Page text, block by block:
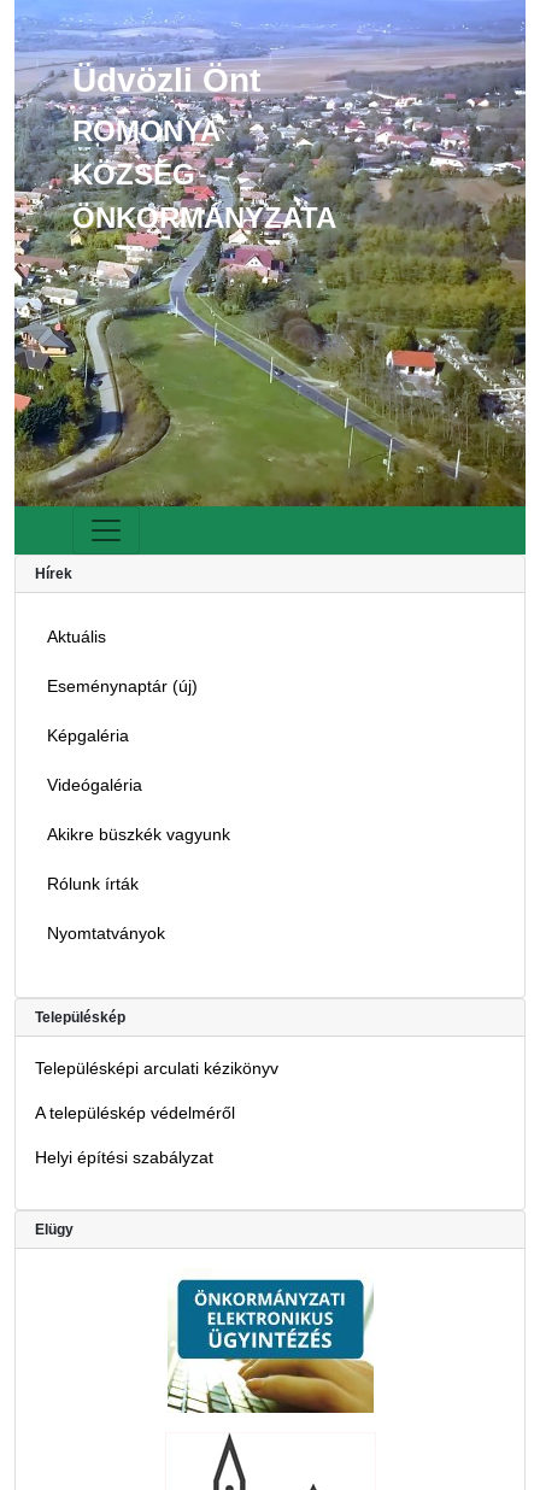
Üdvözli Önt
ROMONYA
KÖZSÉG
ÖNKORMÁNYZATA
Hírek
Aktuális
Eseménynaptár (új)
Képgaléria
Videógaléria
Akikre büszkék vagyunk
Rólunk írták
Nyomtatványok
Településkép
Településképi arculati kézikönyv
A településkép védelméről
Helyi építési szabályzat
Elügy